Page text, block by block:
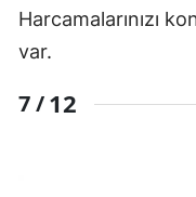
Harcamalarınızı
var.
7 /12